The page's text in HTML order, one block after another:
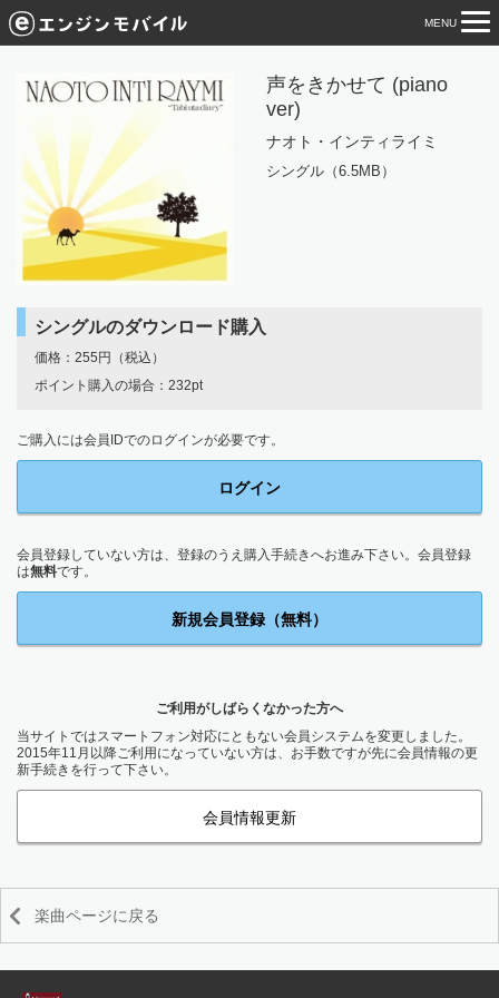
MENU
声をきかせて (piano
ver)
ナオト・インティライミ
シングル（6.5MB）
シングルのダウンロード購入
価格：255円（税込）
ポイント購入の場合：232pt
ご購入には会員IDでのログインが必要です。
ログイン
会員登録していない方は、登録のうえ購入手続きへお進み下さい。会員登録
は無料です。
新規会員登録（無料）
ご利用がしばらくなかった方へ
当サイトではスマートフォン対応にともない会員システムを変更しました。
2015年11月以降ご利用になっていない方は、お手数ですが先に会員情報の更
新手続きを行って下さい。
会員情報更新
楽曲ページに戻る